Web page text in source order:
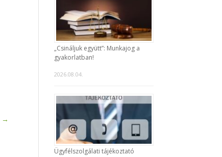
→
„Csináljuk együtt”: Munkajog a
gyakorlatban!
2026.08.04.
Ügyfélszolgálati tájékoztató